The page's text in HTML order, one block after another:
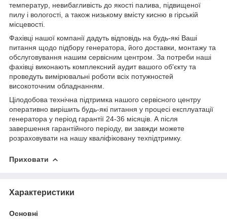
температур, невибагливість до якості палива, підвищеної
пилу і вологості, а також низькому вмісту кисню в гірській
місцевості.
Фахівці нашої компанії дадуть відповідь на будь-які Ваші
питання щодо підбору генератора, його доставки, монтажу та
обслуговування нашим сервісним центром. За потреби наші
фахівці виконають комплексний аудит вашого об'єкту та
проведуть вимірювальні роботи всіх потужностей
високоточним обладнанням.
Цілодобова технічна підтримка нашого сервісного центру
оперативно вирішить будь-які питання у процесі експлуатації
генератора у період гарантії 24-36 місяців. А після
завершення гарантійного періоду, ви завжди можете
розраховувати на нашу кваліфіковану техпідтримку.
Приховати
Характеристики
Основні